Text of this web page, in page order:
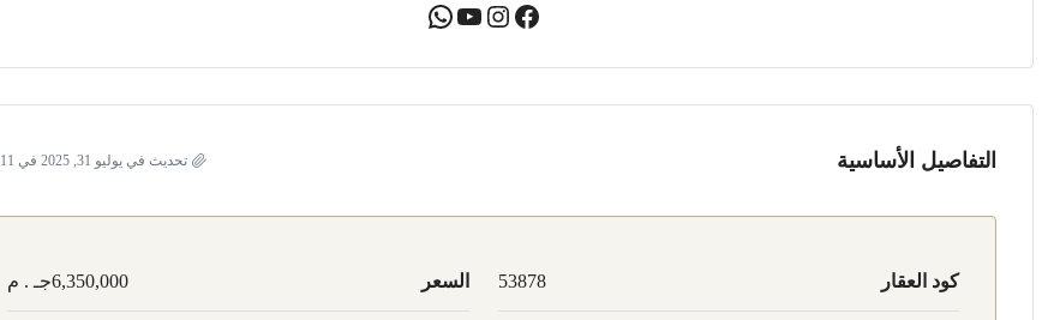
التفاصيل الأساسية تحديث في يوليو 31, 2025 في 12:11 م
كود العقار 53878 السعر 6,350,000جـ . م